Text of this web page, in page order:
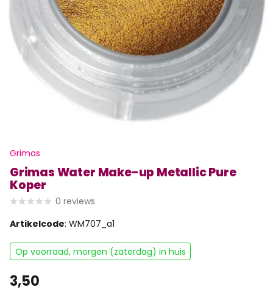
Grimas
Grimas Water Make-up Metallic Pure
Koper
0 reviews
Artikelcode: WM707_a1
Op voorraad, morgen (zaterdag) in huis
3,50